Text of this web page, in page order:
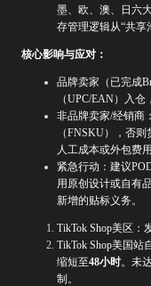
墨、欧、澳、日六
存管理逻辑从“共享
核心影响与应对：
品牌卖家（已完成
（UPC/EAN）入
非品牌卖家/经销商
（FNSKU），否
人工成本或外包费用
紧急行动：建议
用原创设计或自有
新增的贴标义务。
TikTok Shop美区：
TikTok Shop美国站
缩短至48小时。未
制。